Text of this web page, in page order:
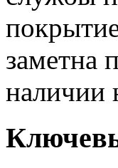
заметна
наличии